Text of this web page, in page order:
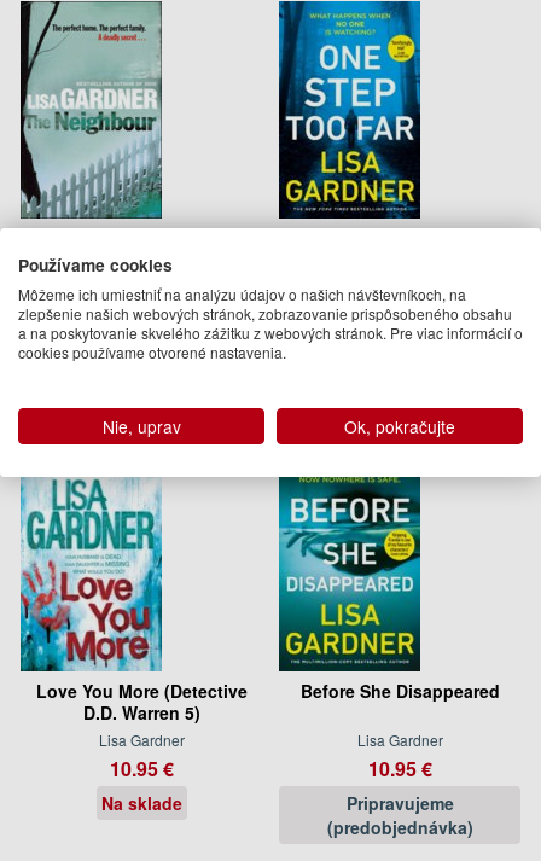
Lisa Gardner
9.95 €
Na objednávku
Lisa Gardner
16.50 €
Love You More (Detective
D.D. Warren 5)
Lisa Gardner
10.95 €
Na sklade
Before She Disappeared
Lisa Gardner
10.95 €
Pripravujeme
(predobjednávka)
Používame cookies
Môžeme ich umiestniť na analýzu údajov o našich návštevníkoch, na
zlepšenie našich webových stránok, zobrazovanie prispôsobeného obsahu
a na poskytovanie skvelého zážitku z webových stránok. Pre viac informácií o
cookies používame otvorené nastavenia.
Nie, uprav Ok, pokračujte